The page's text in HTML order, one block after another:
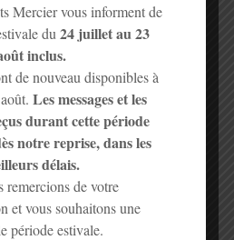
photos des dégâts :*
Mercier vous informent de
du 24 juillet au 23
inclus.
de nouveau disponibles à
Les messages et les
durant cette période
notre reprise, dans les
délais.
remercions de votre
et vous souhaitons une
période estivale.